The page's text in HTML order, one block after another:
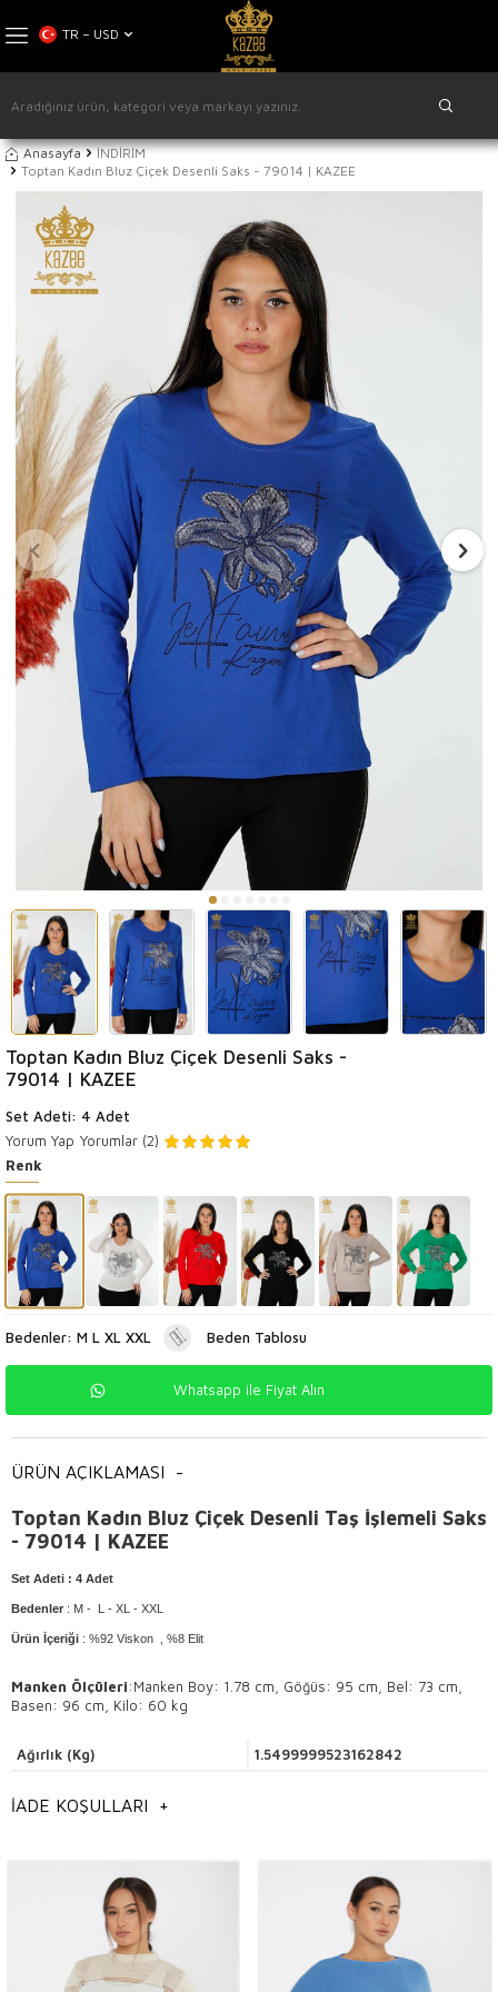
TR − USD
Anasayfa
İNDİRİM
Toptan Kadın Bluz Çiçek Desenli Saks - 79014 | KAZEE
Toptan Kadın Bluz Çiçek Desenli Saks -
79014 | KAZEE
Set Adeti: 4 Adet
Yorum Yap Yorumlar (2)
Renk
Bedenler: M L XL XXL Beden Tablosu
Whatsapp ile Fiyat Alın
ÜRÜN AÇIKLAMASI -
Toptan Kadın Bluz Çiçek Desenli Taş İşlemeli Saks
- 79014 | KAZEE
Set Adeti : 4 Adet
Bedenler : M - L - XL - XXL
Ürün İçeriği : %92 Viskon , %8 Elit
Manken Ölçüleri:Manken Boy: 1.78 cm, Göğüs: 95 cm, Bel: 73 cm,
Basen: 96 cm, Kilo: 60 kg
Hafif ısı ile ütülenir .
Genel Bilgilendirme
Toptan Kadınbluz takımı modelleri,
İstanbul toptan bluz modelleri,
Toptan kadın giyim modelleri,
Ağırlık (Kg) 1.5499999523162842
İADE KOŞULLARI +